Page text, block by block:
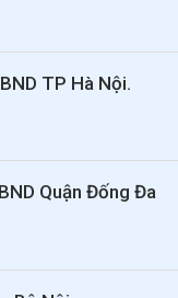
TP Hà Nội.
Quận Đống Đa